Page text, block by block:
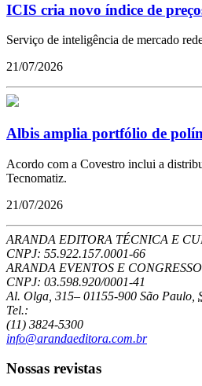
ICIS cria novo índice de
Serviço de inteligência de mercado
21/07/2026
Albis amplia portfólio de
Acordo com a Covestro inclui a
Tecnomatiz.
21/07/2026
ARANDA EDITORA TÉCNICA E
CNPJ: 55.922.157.0001-66
ARANDA EVENTOS E
CNPJ: 03.598.920/0001-41
Al. Olga, 315– 01155-900 São Paulo
Tel.:
(11) 3824-5300
info@arandaeditora.com.br
Nossas revistas